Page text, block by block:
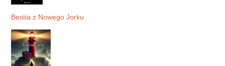
Bestia z Nowego Jorku